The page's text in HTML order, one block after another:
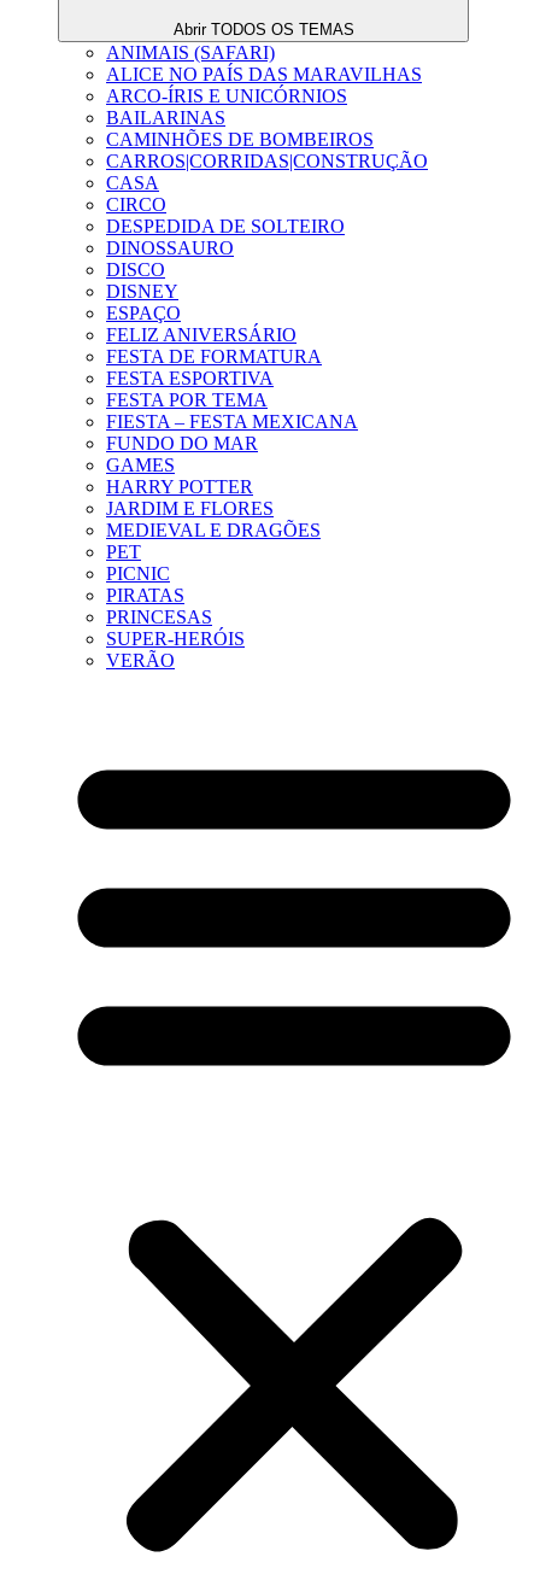
Abrir TODOS OS TEMAS
ANIMAIS (SAFARI)
ALICE NO PAÍS DAS MARAVILHAS
ARCO-ÍRIS E UNICÓRNIOS
BAILARINAS
CAMINHÕES DE BOMBEIROS
CARROS|CORRIDAS|CONSTRUÇÃO
CASA
CIRCO
DESPEDIDA DE SOLTEIRO
DINOSSAURO
DISCO
DISNEY
ESPAÇO
FELIZ ANIVERSÁRIO
FESTA DE FORMATURA
FESTA ESPORTIVA
FESTA POR TEMA
FIESTA – FESTA MEXICANA
FUNDO DO MAR
GAMES
HARRY POTTER
JARDIM E FLORES
MEDIEVAL E DRAGÕES
PET
PICNIC
PIRATAS
PRINCESAS
SUPER-HERÓIS
VERÃO